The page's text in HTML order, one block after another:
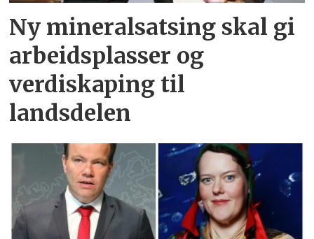
Ny mineralsatsing skal gi
arbeidsplasser og
verdiskaping til
landsdelen